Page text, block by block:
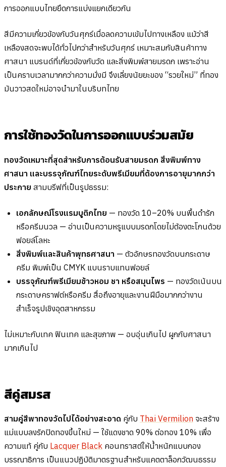
การออกแบบไทยยึดการแบ่งแยกเดียวกัน
สีมีความเกี่ยวข้องกับวันศุกร์เมื่อลดความเข้มไปทางเหลือง แม้ว่าสี
เหลืองสดจะพบได้ทั่วไปกว่าสำหรับวันศุกร์ เหมาะสมกับสินค้าทาง
ศาสนา แบรนด์ที่เกี่ยวข้องกับวัด และสิ่งพิมพ์สายมรดก เพราะอ่าน
เป็นคราบเวลามากกว่าความมั่งมี จึงเลี่ยงนัยยะของ “รวยใหม่” ที่ทอง
มันวาวสดใหม่อาจนำมาในบริบทไทย
การใช้ทองวัดในการออกแบบร่วมสมัย
ทองวัดเหมาะที่สุดสำหรับการต้อนรับสายมรดก สิ่งพิมพ์ทาง
ศาสนา และบรรจุภัณฑ์ไทยระดับพรีเมียมที่ต้องการอายุมากกว่า
ประกาย สามบรีฟที่เป็นรูปธรรม:
เอกลักษณ์โรงแรมบูติกไทย — ทองวัด 10–20% บนพื้นดำรัก
หรือครีมนวล — อ่านเป็นความหรูแบบมรดกโดยไม่ต้องตะโกนด้วย
ฟอยล์โลหะ
สิ่งพิมพ์และสินค้าพุทธศาสนา — ตัวอักษรทองวัดบนกระดาษ
ครีม พิมพ์เป็น CMYK แบนราบแทนฟอยล์
บรรจุภัณฑ์พรีเมียมข้าวหอม ชา หรือสมุนไพร — ทองวัดเน้นบน
กระดาษคราฟต์หรือครีม สื่อถึงอายุและงานฝีมือมากกว่างาน
สำเร็จรูปเชิงอุตสาหกรรม
ไม่เหมาะกับเทค ฟินเทค และสุขภาพ — อบอุ่นเกินไป ผูกกับศาสนา
มากเกินไป
สีคู่สมรส
สามคู่สีพาทองวัดไปได้อย่างสะอาด คู่กับ Thai Vermilion จะสร้าง
แม่แบบลงรักปิดทองขึ้นใหม่ — ใช้แดงชาด 90% ต่อทอง 10% เพื่อ
ความแท้ คู่กับ Lacquer Black คอนทราสต์ให้น้ำหนักแบบกอง
บรรณาธิการ เป็นแนวปฏิบัติมาตรฐานสำหรับแคตตาล็อกวัฒนธรรม